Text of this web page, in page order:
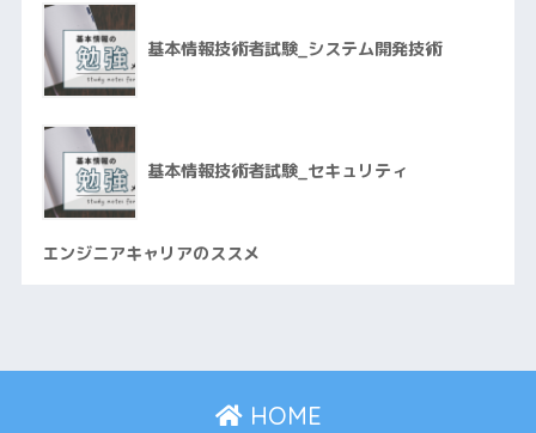
基本情報技術者試験_システム開発技術
基本情報技術者試験_セキュリティ
エンジニアキャリアのススメ
HOME